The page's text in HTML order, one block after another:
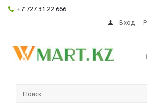
+7 727 31 22 666
Вход